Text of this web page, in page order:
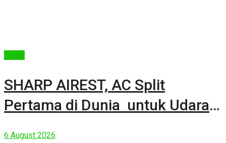
SHARP AIREST, AC Split
Pertama di Dunia untuk Udara
6 August 2026